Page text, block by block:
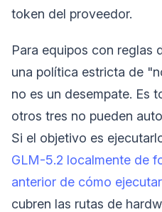
token del proveedor.
Para equipos con reglas
una política estricta de
no es un desempate. Es
otros tres no pueden
Si el objetivo es
GLM-5.2 localmente de
anterior de cómo
cubren las rutas de